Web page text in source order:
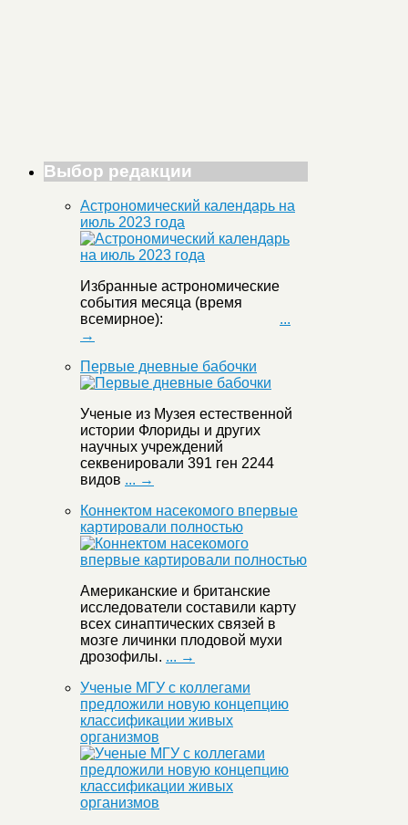
Выбор редакции
Астрономический календарь на
июль 2023 года
Избранные астрономические
события месяца (время
всемирное): ...
→
Первые дневные бабочки
Ученые из Музея естественной
истории Флориды и других
научных учреждений
секвенировали 391 ген 2244
видов ... →
Коннектом насекомого впервые
картировали полностью
Американские и британские
исследователи составили карту
всех синаптических связей в
мозге личинки плодовой мухи
дрозофилы. ... →
Ученые МГУ с коллегами
предложили новую концепцию
классификации живых
организмов